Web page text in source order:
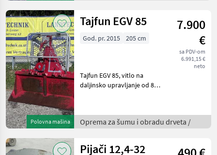
brzog otpuštanja noževa,
Polovna mašina
Tajfun EGV 85
7.900
€
sa PDV-om
6.991,15 €
neto
God. pr. 2015 205 cm
Tajfun EGV 85, vitlo na
daljinsko upravljanje od 8, 5
sintetičko uže s paralelnim
kukama, vodilica užeta,
Oprema za šumu i obradu drveta /
Pijači 12,4-32